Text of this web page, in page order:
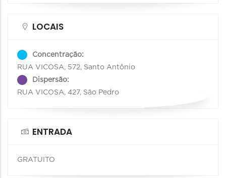
LOCAIS
Concentração:
RUA VICOSA, 572, Santo Antônio
Dispersão:
RUA VICOSA, 427, São Pedro
ENTRADA
GRATUITO